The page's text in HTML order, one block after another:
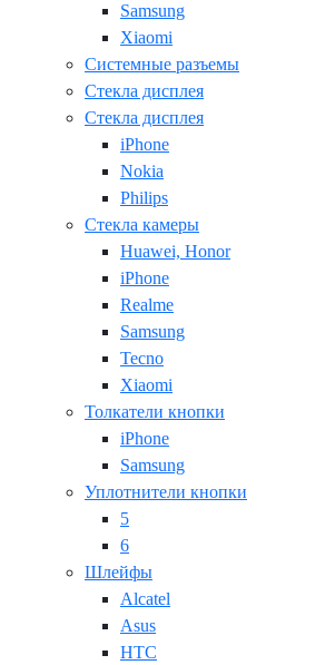
Samsung
Xiaomi
Системные разъемы
Стекла дисплея
Стекла дисплея
iPhone
Nokia
Philips
Стекла камеры
Huawei, Honor
iPhone
Realme
Samsung
Tecno
Xiaomi
Толкатели кнопки
iPhone
Samsung
Уплотнители кнопки
5
6
Шлейфы
Alcatel
Asus
HTC